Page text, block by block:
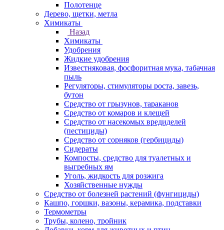
Полотенце
Дерево, щетки, метла
Химикаты
Назад
Химикаты
Удобрения
Жидкие удобрения
Известняковая, фосфоритная мука, табачная
пыль
Регуляторы, стимуляторы роста, завезь,
бутон
Средство от грызунов, тараканов
Средство от комаров и клещей
Средство от насекомых вредиделей
(пестициды)
Средство от сорняков (гербициды)
Сидераты
Компосты, средство для туалетных и
выгребных ям
Уголь, жидкость для розжига
Хозяйственные нужды
Средство от болезней растений (фунгициды)
Кашпо, горшки, вазоны, керамика, подставки
Термометры
Трубы, колено, тройник